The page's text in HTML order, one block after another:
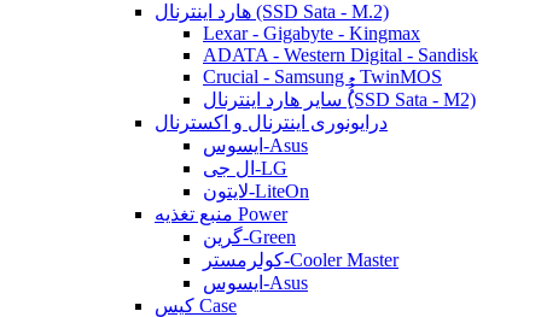
هارد اینترنال (SSD Sata - M.2)
Lexar - Gigabyte - Kingmax
ADATA - Western Digital - Sandisk
Crucial - Samsung - TwinMOS
سایر هارد اینترنال (ُُُِSSD Sata - M2)
درایونوری اینترنال و اکسترنال
ایسوس-Asus
ال جی-LG
لایتون-LiteOn
منبع تغذیه Power
گرین-Green
کولرمستر-Cooler Master
ایسوس-Asus
کیس Case